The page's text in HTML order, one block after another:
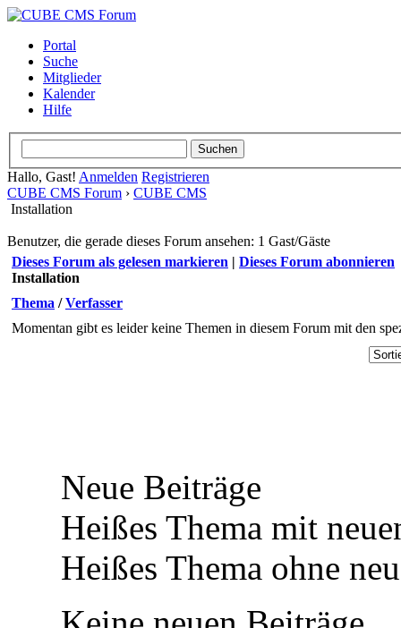
Portal
Suche
Mitglieder
Kalender
Hilfe
Hallo, Gast! Anmelden Registrieren
CUBE CMS Forum › CUBE CMS
Installation
Benutzer, die gerade dieses Forum ansehen: 1 Gast/Gäste
Dieses Forum als gelesen markieren | Dieses Forum abonnieren
Installation
Thema /Verfasser
Momentan gibt es leider keine Themen in diesem Forum mit den
Neue Beiträge
Heißes Thema mit
Heißes Thema ohne